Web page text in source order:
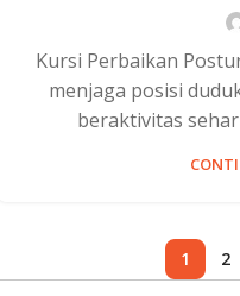
Kursi Perbaikan
menjaga posisi
beraktivitas
1 2